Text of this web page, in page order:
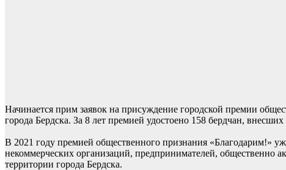
Начинается прим заявок на присуждение городской премии
города Бердска. За 8 лет премией удостоено 158 бердчан,
В 2021 году премией общественного признания «Благодарим!»
некоммерческих организаций, предпринимателей, общественно
территории города Бердска.